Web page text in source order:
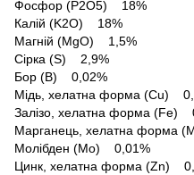
Фосфор (P2O5) 18%
Калій (K2O) 18%
Магній (MgO) 1,5%
Сірка (S) 2,9%
Бор (B) 0,02%
Мідь, хелатна форма (Cu)
Залізо, хелатна форма (Fe)
Марганець, хелатна форма
Молібден (Mo) 0,01%
Цинк, хелатна форма (Zn)